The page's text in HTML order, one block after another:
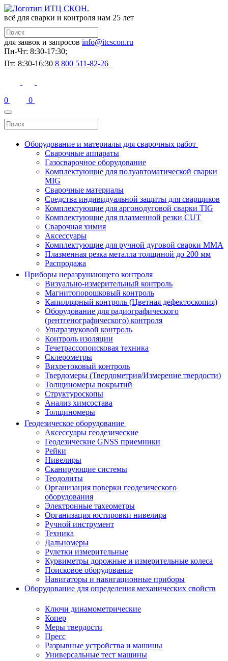
всё для сварки и контроля нам 25 лет
для заявок и запросов info@itcscon.ru
Пн-Чт: 8:30-17:30;
Пт: 8:30-16:30 8 800 511-82-26
0 0
Оборудование и материалы для сварочных работ
Сварочные аппараты
Газосварочное оборудование
Комплектующие для полуавтоматической сварки
MIG
Сварочные материалы
Средства индивидуальной защиты для сварщиков
Комплектующие для аргонодуговой сварки TIG
Комплектующие для плазменной резки CUT
Сварочная химия
Аксессуары
Комплектующие для ручной дуговой сварки MMA
Плазменная резка металла толщиной до 200 мм
Распродажа
Приборы неразрушающего контроля
Визуально-измерительный контроль
Магнитопорошковый контроль
Капиллярный контроль (Цветная дефектоскопия)
Оборудование для радиографического
(рентгенографического) контроля
Ультразвуковой контроль
Контроль изоляции
Течетрассопоисковая техника
Склерометры
Вихретоковый контроль
Твердомеры (Твердометрия/Измерение твердости)
Толщиномеры покрытий
Структуроскопы
Анализ химсостава
Толщиномеры
Геодезическое оборудование
Аксессуары геодезические
Геодезические GNSS приемники
Рейки
Нивелиры
Сканирующие системы
Теодолиты
Организация поверки геодезического
оборудования
Электронные тахеометры
Организация юстировки нивелира
Ручной инструмент
Техника
Дальномеры
Рулетки измерительные
Курвиметры дорожные и измерительные колеса
Поисковое оборудование
Навигаторы и навигационные приборы
Оборудование для определения механических свойств
Ключи динамометрические
Копер
Меры твердости
Пресс
Разрывные устройства и машины
Универсальные тест машины